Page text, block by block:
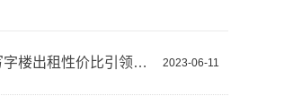
2023-06-11
上海国家开发银行大厦写字楼出租性价比引领商务选择